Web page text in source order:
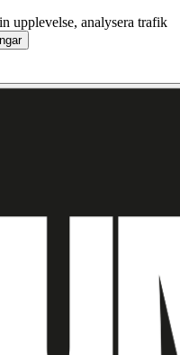
upplevelse, analysera trafik